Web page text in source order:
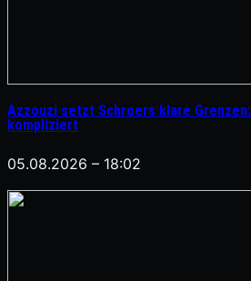
Azzouzi setzt Schroers klare
kompliziert
05.08.2026 – 18:02